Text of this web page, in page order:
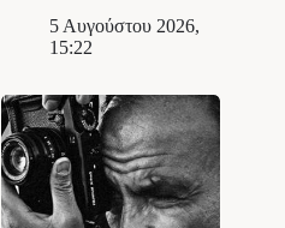
5 Αυγούστου 2026,
15:22